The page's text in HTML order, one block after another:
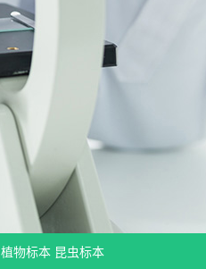
植物标本 昆虫标本